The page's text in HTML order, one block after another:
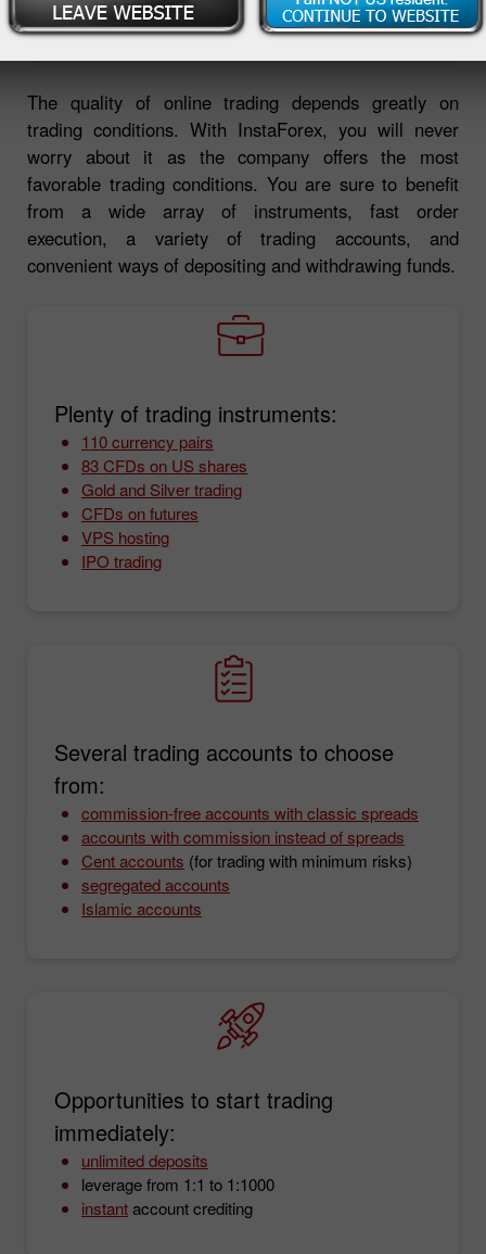
The quality of online trading depends greatly on
trading conditions. With InstaForex, you will never
worry about it as the company offers the most
favorable trading conditions. You are sure to benefit
from a wide array of instruments, fast order
execution, a variety of trading accounts, and
convenient ways of depositing and withdrawing funds.
Plenty of trading instruments:
110 currency pairs
83 CFDs on US shares
Gold and Silver trading
CFDs on futures
VPS hosting
IPO trading
Several trading accounts to choose
from:
commission-free accounts with classic spreads
accounts with commission instead of spreads
Cent accounts (for trading with minimum risks)
segregated accounts
Islamic accounts
Opportunities to start trading
immediately:
unlimited deposits
leverage from 1:1 to 1:1000
instantaccount crediting